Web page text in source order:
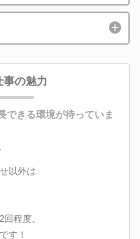
事の魅力
できる環境が待っていま
以外は
程度。
す！